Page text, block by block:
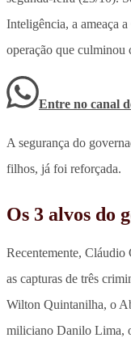
Inteligência, a ameaça
operação que culminou
Entre no canal
A segurança do
filhos, já foi reforçada.
Os 3 alvos do
Recentemente,
as capturas de três
Wilton Quintanilha, o
miliciano Danilo Lima,